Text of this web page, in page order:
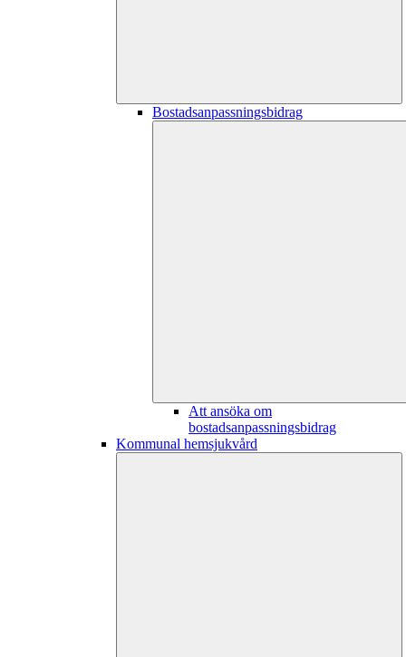
Bostadsanpassningsbidrag
Att ansöka om
bostadsanpassningsbidrag
Kommunal hemsjukvård